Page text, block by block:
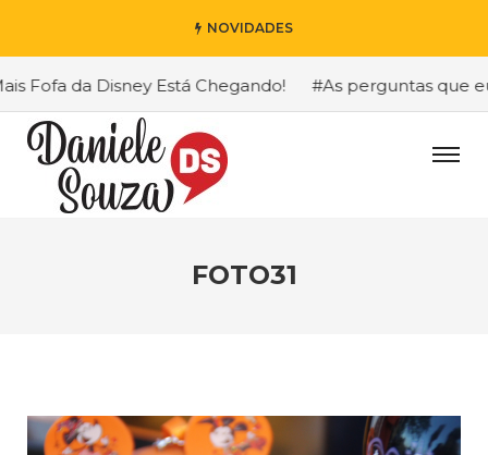
NOVIDADES
da Disney Está Chegando! #As perguntas que eu
FOTO31